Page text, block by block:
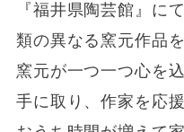
『福井県陶芸館』に
類の異なる窯元作品
窯元が一つ一つ心を
手に取り、作家を応援